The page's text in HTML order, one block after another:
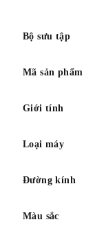
Bộ sưu tập
Mã sản phẩm
Giới tính
Loại máy
Đường kính
Màu sắc